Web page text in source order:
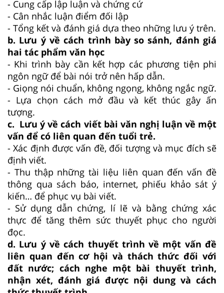
- Cung cấp lập luận và chứng cứ
- Cân nhắc luận điểm đối lập
- Tổng kết và đánh giá dựa theo những lưu ý trên.
b. Lưu ý về cách trình bày so sánh, đánh giá
hai tác phẩm văn học
- Khi trình bày cần kết hợp các phương tiện phi
ngôn ngữ để bài nói trở nên hấp dẫn.
- Giọng nói chuẩn, không ngọng, không ngắc ngữ.
- Lựa chọn cách mở đầu và kết thúc gây ấn
tượng.
c. Lưu ý về cách viết bài văn nghị luận về một
vấn để có liên quan đến tuổi trẻ.
- Xác định được vấn đề, đối tượng và mục đích sẽ
định viết.
- Thu thập những tài liệu liên quan đến vấn đề
thông qua sách báo, internet, phiếu khảo sát ý
kiến… để phục vụ bài viết.
- Sử dụng dẫn chứng, lí lẽ và bằng chứng xác
thực để tăng thêm sức thuyết phục cho người
đọc.
d. Lưu ý về cách thuyết trình về một vấn đề
liên quan đến cơ hội và thách thức đối với
đất nước; cách nghe một bài thuyết trình,
nhận xét, đánh giá được nội dung và cách